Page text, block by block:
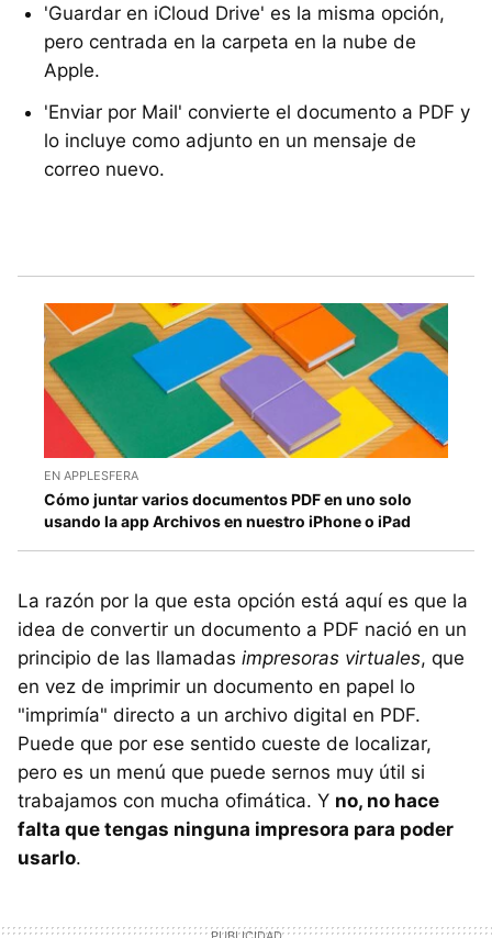
'Guardar en iCloud Drive' es la misma opción,
pero centrada en la carpeta en la nube de
Apple.
'Enviar por Mail' convierte el documento a PDF y
lo incluye como adjunto en un mensaje de
correo nuevo.
EN APPLESFERA
Cómo juntar varios documentos PDF en uno solo
usando la app Archivos en nuestro iPhone o iPad
La razón por la que esta opción está aquí es que la
idea de convertir un documento a PDF nació en un
principio de las llamadas impresoras virtuales, que
en vez de imprimir un documento en papel lo
"imprimía" directo a un archivo digital en PDF.
Puede que por ese sentido cueste de localizar,
pero es un menú que puede sernos muy útil si
trabajamos con mucha ofimática. Y no, no hace
falta que tengas ninguna impresora para poder
usarlo.